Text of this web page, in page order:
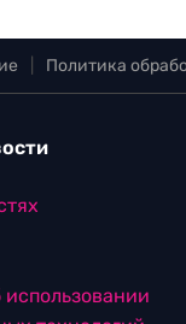
Политика